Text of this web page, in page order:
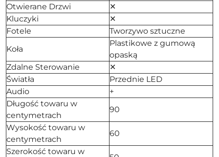
Otwierane Drzwi
✕
Kluczyki
✕
Fotele
Tworzywo sztuczne
Koła
Plastikowe z gumową
opaską
Zdalne Sterowanie
✕
Światła
Przednie LED
Audio
+
Długość towaru w
centymetrach
90
Wysokość towaru w
centymetrach
60
Szerokość towaru w